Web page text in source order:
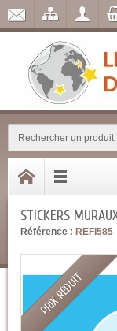
STICKERS
Référence : REFI585
PRIX RÉDUIT